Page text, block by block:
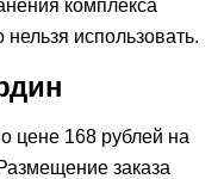
комплекса
нельзя использовать.
цене 168 рублей на
заказа